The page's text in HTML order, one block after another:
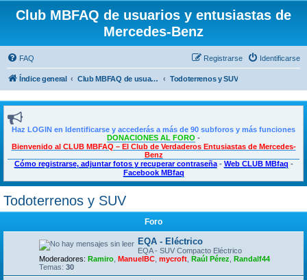
Club MBFAQ de usuarios y entusiastas de
Mercedes-Benz
FAQ Identificarse
Registrarse
Índice general Club MBFAQ de usuarios y entusiastas de Mercedes Benz Todoterrenos y SUV
Haz LOGIN en Identificarse y accederás a más de 90 subforos y más funciones
DONACIONES AL FORO -
Bienvenido al CLUB MBFAQ – El Club de Verdaderos Entusiastas de Mercedes-
Benz
Cómo registrarse, adjuntar fotos y recuperar contraseña- Web CLUB MBfaq -
Facebook MBfaq
Todoterrenos y SUV
Foro
EQA - Eléctrico
EQA - SUV Compacto Eléctrico
Moderadores: Ramiro ManuelBC mycroft Raúl Pérez Randalf44
Temas: 30